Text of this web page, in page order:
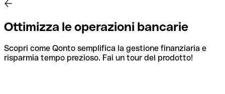
Ottimizza le operazioni bancarie
Scopri come Qonto semplifica la gestione finanziaria e
risparmia tempo prezioso. Fai un tour del prodotto!